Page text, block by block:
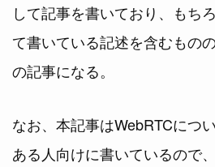
して記事を書いており、もち
て書いている記述を含むもの
の記事になる。
なお、本記事はWebRTCにつ
ある人向けに書いているので